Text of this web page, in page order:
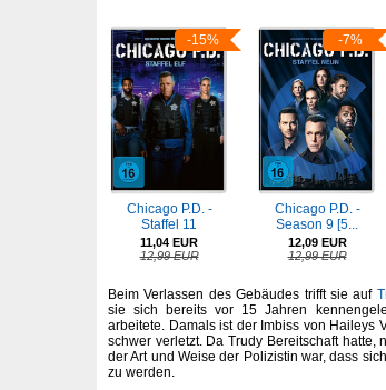
-15%
Chicago P.D. -
Staffel 11
11,04 EUR
12,99 EUR
-7%
Chicago P.D. -
Season 9 [5...
12,09 EUR
12,99 EUR
Beim Verlassen des Gebäudes trifft sie auf
sie sich bereits vor 15 Jahren
arbeitete. Damals ist der Imbiss von Haileys
schwer verletzt. Da Trudy Bereitschaft
der Art und Weise der Polizistin war, dass
zu werden.